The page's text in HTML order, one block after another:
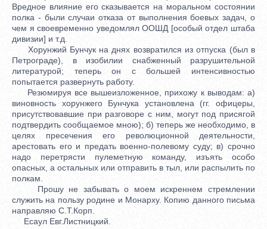
Вредное влияние его сказывается на моральном состоянии
полка - были случаи отказа от выполнения боевых задач, о
чем я своевременно уведомлял ООШД [особый отдел штаба
дивизии] и т.д.
Хорунжий Бунчук на днях возвратился из отпуска (был в
Петрограде), в изобилии снабженный разрушительной
литературой; теперь он с большей интенсивностью
попытается развернуть работу.
Резюмируя все вышеизложенное, прихожу к выводам: а)
виновность хорунжего Бунчука установлена (гг. офицеры,
присутствовавшие при разговоре с ним, могут под присягой
подтвердить сообщаемое мною); б) теперь же необходимо, в
целях пресечения его революционной деятельности,
арестовать его и предать военно-полевому суду; в) срочно
надо перетрясти пулеметную команду, изъять особо
опасных, а остальных или отправить в тыл, или распылить по
полкам.
Прошу не забывать о моем искреннем стремлении
служить на пользу родине и Монарху. Копию данного письма
направляю С.Т.Корп.
Есаул Евг.Листницкий.